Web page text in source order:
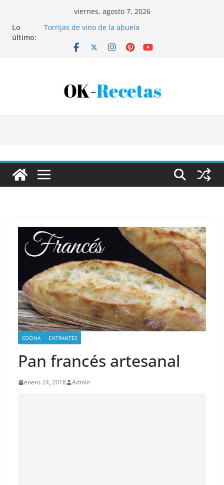
contenido
viernes, agosto 7, 2026
Lo
último:
Torrijas de vino de la abuela
Bandeja de pescaíto frito
COCINA ENTRANTES
Pan francés artesanal
enero 24, 2018 Admin